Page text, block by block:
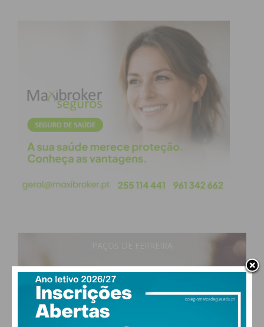
29°
clear sky
vento: 5m/s OSO
MAX 29 • MIN 28